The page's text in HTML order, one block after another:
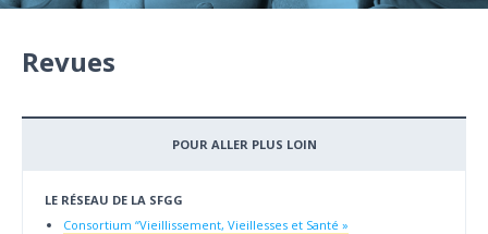
Revues
POUR ALLER PLUS LOIN
LE RÉSEAU DE LA SFGG
Consortium “Vieillissement, Vieillesses et Santé »